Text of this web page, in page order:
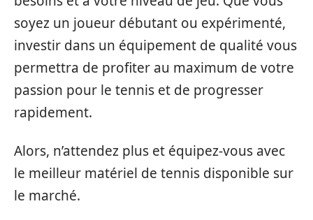
soyez un joueur débutant ou expérimenté,
investir dans un équipement de qualité vous
permettra de profiter au maximum de votre
passion pour le tennis et de progresser
rapidement.
Alors, n’attendez plus et équipez-vous avec
le meilleur matériel de tennis disponible sur
le marché.